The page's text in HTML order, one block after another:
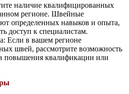
наличие квалифицированных
регионе. Швейные
определенных навыков и опыта,
доступ к специалистам.
Если в вашем регионе
швей, рассмотрите возможность
повышения квалификации или